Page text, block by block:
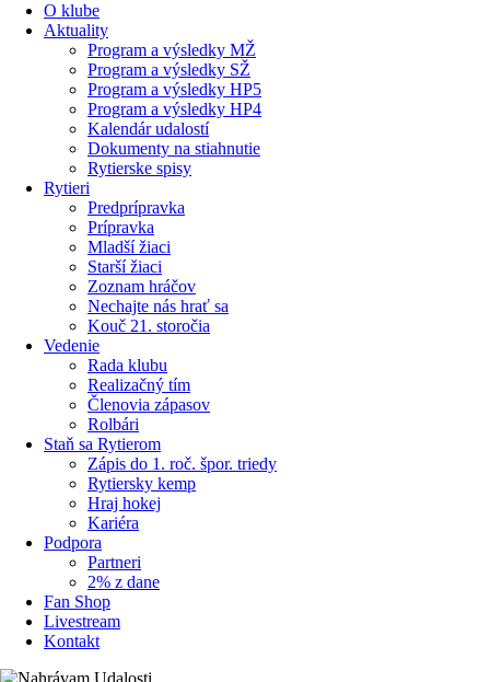
O klube
Aktuality
Program a výsledky MŽ
Program a výsledky SŽ
Program a výsledky HP5
Program a výsledky HP4
Kalendár udalostí
Dokumenty na stiahnutie
Rytierske spisy
Rytieri
Predprípravka
Prípravka
Mladší žiaci
Starší žiaci
Zoznam hráčov
Nechajte nás hrať sa
Kouč 21. storočia
Vedenie
Rada klubu
Realizačný tím
Členovia zápasov
Rolbári
Staň sa Rytierom
Zápis do 1. roč. špor. triedy
Rytiersky kemp
Hraj hokej
Kariéra
Podpora
Partneri
2% z dane
Fan Shop
Livestream
Kontakt